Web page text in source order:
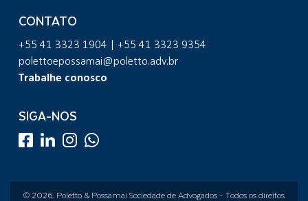
CONTATO
+55 41 3323 1904 | +55 41 3323 9354
polettoepossamai@poletto.adv.br
Trabalhe conosco
SIGA-NOS
© 2026. Poletto & Possamai Sociedade de Advogados - Todos os direitos